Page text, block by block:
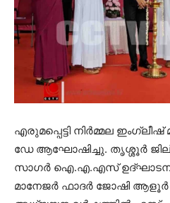
എരുമപ്പെട്ടി നിര്‍മ്മല ഇംഗ്ലീഷ്
ഡേ ആഘോഷിച്ചു. തൃശ്ശൂര്‍
സാഗര്‍ ഐ.എ.എസ്
മാനേജര്‍ ഫാദര്‍ ജോഷി ആളൂര്‍